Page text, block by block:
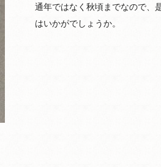
通年ではなく秋頃までなので、
はいかがでしょうか。